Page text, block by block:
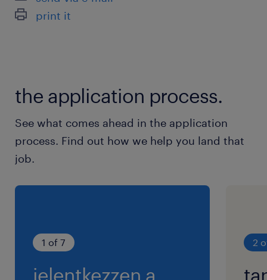
print it
the application process.
See what comes ahead in the application
process. Find out how we help you land that
job.
1 of 7
jelentkezzen a
2